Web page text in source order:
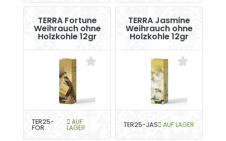
TERRA Fortune
Weihrauch ohne
Holzkohle 12gr
TER25-
FOR
AUF
LAGER
TERRA Jasmine
Weihrauch ohne
Holzkohle 12gr
TER25-JAS AUF LAGER